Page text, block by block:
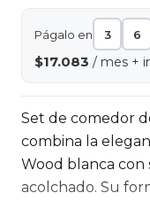
Págalo en 3 6
$17.083 / mes +
Set de comedor
combina la
Wood blanca con
acolchado. Su